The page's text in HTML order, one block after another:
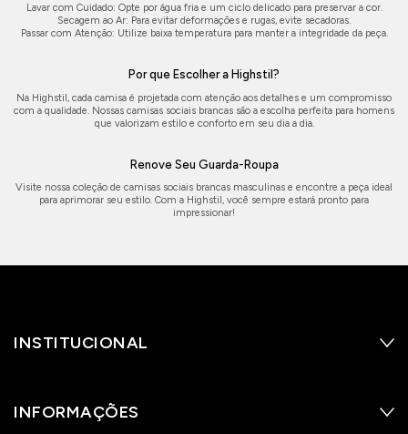
Lavar com Cuidado: Opte por água fria e um ciclo delicado para preservar a cor.
Secagem ao Ar: Para evitar deformações e rugas, evite secadoras.
Passar com Atenção: Utilize baixa temperatura para manter a integridade da peça.
Por que Escolher a Highstil?
Na Highstil, cada camisa é projetada com atenção aos detalhes e um compromisso
com a qualidade. Nossas camisas sociais brancas são a escolha perfeita para homens
que valorizam estilo e conforto em seu dia a dia.
Renove Seu Guarda-Roupa
Visite nossa coleção de camisas sociais brancas masculinas e encontre a peça ideal
para aprimorar seu estilo. Com a Highstil, você sempre estará pronto para
impressionar!
INSTITUCIONAL
INFORMAÇÕES